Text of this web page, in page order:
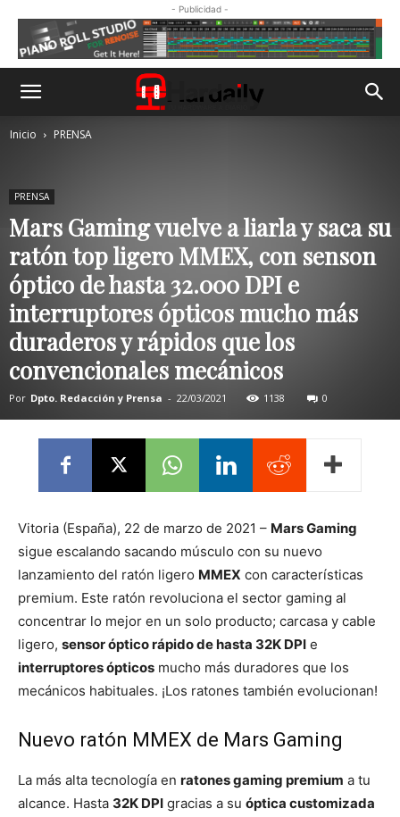
- Publicidad -
Inicio PRENSA
PRENSA
Mars Gaming vuelve a liarla y saca su
ratón top ligero MMEX, con senson
óptico de hasta 32.000 DPI e
interruptores ópticos mucho más
duraderos y rápidos que los
convencionales mecánicos
Por Dpto. Redacción y Prensa - 22/03/2021 1138 0
Vitoria (España), 22 de marzo de 2021 – Mars Gaming
sigue escalando sacando músculo con su nuevo
lanzamiento del ratón ligero MMEX con características
premium. Este ratón revoluciona el sector gaming al
concentrar lo mejor en un solo producto; carcasa y cable
ligero, sensor óptico rápido de hasta 32K DPI e
interruptores ópticos mucho más duradores que los
mecánicos habituales. ¡Los ratones también evolucionan!
Nuevo ratón MMEX de Mars Gaming
La más alta tecnología en ratones gaming premium a tu
alcance. Hasta 32K DPI gracias a su óptica customizada